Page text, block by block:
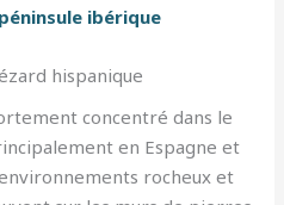
ibérique
hispanique
concentré dans le
en Espagne et
rocheux et